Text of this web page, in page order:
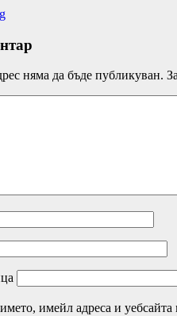
няма да бъде публикуван.
имейл адреса и